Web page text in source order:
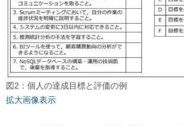
図2：個人の達成目標と評価の例
拡大画像表示